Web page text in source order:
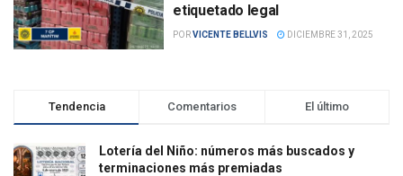
etiquetado legal
PORVICENTE BELLVIS DICIEMBRE 31, 2025
Tendencia Comentarios El último
Lotería del Niño: números más buscados y
terminaciones más premiadas